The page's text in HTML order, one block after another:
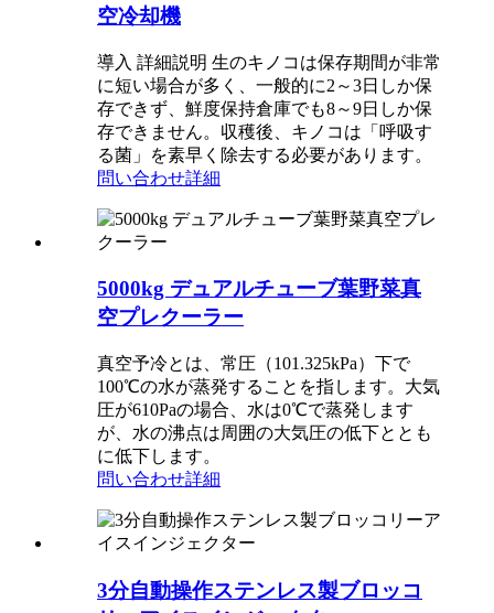
空冷却機
導入 詳細説明 生のキノコは保存期間が非常
に短い場合が多く、一般的に2～3日しか保
存できず、鮮度保持倉庫でも8～9日しか保
存できません。収穫後、キノコは「呼吸す
る菌」を素早く除去する必要があります。
問い合わせ詳細
5000kg デュアルチューブ葉野菜真
空プレクーラー
真空予冷とは、常圧（101.325kPa）下で
100℃の水が蒸発することを指します。大気
圧が610Paの場合、水は0℃で蒸発します
が、水の沸点は周囲の大気圧の低下ととも
に低下します。
問い合わせ詳細
3分自動操作ステンレス製ブロッコ